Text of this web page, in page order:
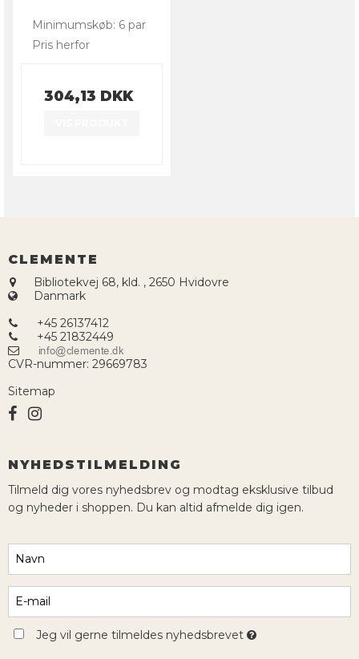
Minimumskøb: 6 par
Pris herfor
304,13 DKK
CLEMENTE
Bibliotekvej 68, kld. , 2650 Hvidovre
Danmark
+45 26137412
+45 21832449
CVR-nummer: 29669783
Sitemap
NYHEDSTILMELDING
Tilmeld dig vores nyhedsbrev og modtag eksklusive tilbud
og nyheder i shoppen. Du kan altid afmelde dig igen.
Jeg vil gerne tilmeldes nyhedsbrevet